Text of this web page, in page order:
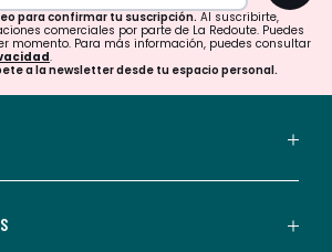
para
confirmar
tu
suscripción.
aceptas
para confirmar tu suscripción. Al suscribirte,
comerciales por parte de La Redoute. Puedes
momento. Para más información, puedes consultar
.
a la newsletter desde tu espacio personal.